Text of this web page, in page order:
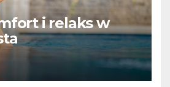
i relaks w